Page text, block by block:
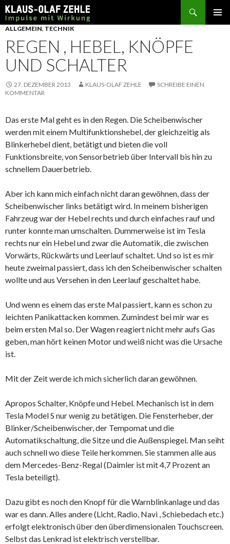
Suchen
SPRINGE
ZUM
INHALT
ALLGEMEIN, TECHNIK
REGEN , HEBEL, KNÖPFE
UND SCHALTER
27. DEZEMBER 2013 KLAUS-OLAF ZEHLE
SCHREIBE EINEN
KOMMENTAR
Das erste Mal geht es in den Regen. Die Scheibenwischer
werden mit einem Multifunktionshebel, der gleichzeitig als
Blinkerhebel dient, betätigt und bieten die voll
Funktionsbreite, von Sensorbetrieb über Intervall bis hin zu
schnellem Dauerbetrieb.
Aber ich kann mich einfach nicht daran gewöhnen, dass der
Scheibenwischer links betätigt wird. In meinem bisherigen
Fahrzeug war der Hebel rechts und durch einfaches rauf und
runter konnte man umschalten. Dummerweise ist im Tesla
rechts nur ein Hebel und zwar die Automatik, die zwischen
Vorwärts, Rückwärts und Leerlauf schaltet. Und so ist es mir
heute zweimal passiert, dass ich den Scheibenwischer schalten
wollte und aus Versehen in den Leerlauf geschaltet habe.
Und wenn es einem das erste Mal passiert, kann es schon zu
leichten Panikattacken kommen. Zumindest bei mir war es
beim ersten Mal so. Der Wagen reagiert nicht mehr aufs Gas
geben, man hört keinen Motor und weiß nicht was die Ursache
ist.
Mit der Zeit werde ich mich sicherlich daran gewöhnen.
Apropos Schalter, Knöpfe und Hebel. Mechanisch ist in dem
Tesla Model S nur wenig zu betätigen. Die Fensterheber, der
Blinker/Scheibenwischer, der Tempomat und die
Automatikschaltung, die Sitze und die Außenspiegel. Man seiht
auch schnell wo diese Teile herkommen. Sie stammen alle aus
dem Mercedes-Benz-Regal (Daimler ist mit 4,7 Prozent an
Tesla beteiligt).
Dazu gibt es noch den Knopf für die Warnblinkanlage und das
war es dann. Alles andere (Licht, Radio, Navi , Schiebedach etc.)
erfolgt elektronisch über den überdimensionalen Touchscreen.
Selbst das Lenkrad ist elektrisch verstellbar.